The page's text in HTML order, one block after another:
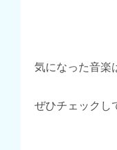
気になった音楽
ぜひチェックし